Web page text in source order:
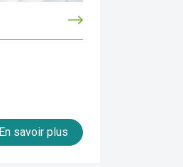
En savoir plus